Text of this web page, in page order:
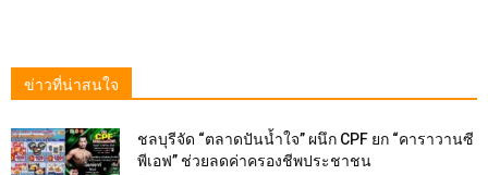
ข่าวที่น่าสนใจ
ชลบุรีจัด “ตลาดปันน้ำใจ” ผนึก CPF ยก “คาราวานซี
พีเอฟ” ช่วยลดค่าครองชีพประชาชน